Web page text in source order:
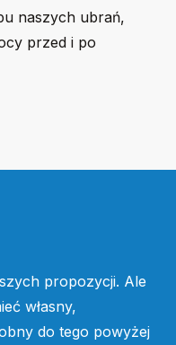
naszych ubrań,
przed i po
propozycji. Ale
własny,
do tego powyżej